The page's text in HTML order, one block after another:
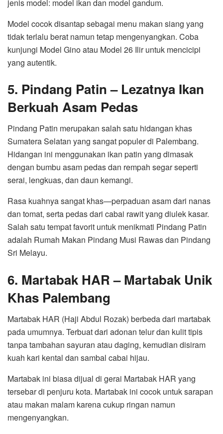
jenis model: model ikan dan model gandum.
Model cocok disantap sebagai menu makan siang yang
tidak terlalu berat namun tetap mengenyangkan. Coba
kunjungi Model Gino atau Model 26 Ilir untuk mencicipi
yang autentik.
5. Pindang Patin – Lezatnya Ikan
Berkuah Asam Pedas
Pindang Patin merupakan salah satu hidangan khas
Sumatera Selatan yang sangat populer di Palembang.
Hidangan ini menggunakan ikan patin yang dimasak
dengan bumbu asam pedas dan rempah segar seperti
serai, lengkuas, dan daun kemangi.
Rasa kuahnya sangat khas—perpaduan asam dari nanas
dan tomat, serta pedas dari cabai rawit yang diulek kasar.
Salah satu tempat favorit untuk menikmati Pindang Patin
adalah Rumah Makan Pindang Musi Rawas dan Pindang
Sri Melayu.
6. Martabak HAR – Martabak Unik
Khas Palembang
Martabak HAR (Haji Abdul Rozak) berbeda dari martabak
pada umumnya. Terbuat dari adonan telur dan kulit tipis
tanpa tambahan sayuran atau daging, kemudian disiram
kuah kari kental dan sambal cabai hijau.
Martabak ini biasa dijual di gerai Martabak HAR yang
tersebar di penjuru kota. Martabak ini cocok untuk sarapan
atau makan malam karena cukup ringan namun
mengenyangkan.